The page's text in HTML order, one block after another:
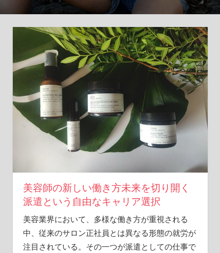
の
サ
に
ぴ
た
り
な
美容師の新しい働き方未来を切り開く
派遣という自由なキャリア選択
美容業界において、多様な働き方が重視される
中、従来のサロン正社員とは異なる形態の就労が
注目されている。 その一つが派遣としての仕事で